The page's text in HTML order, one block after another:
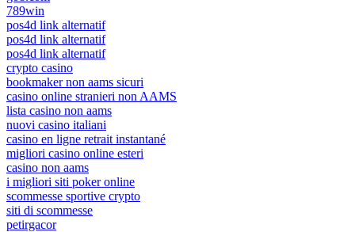
789win
pos4d link alternatif
pos4d link alternatif
pos4d link alternatif
crypto casino
bookmaker non aams sicuri
casino online stranieri non AAMS
lista casino non aams
nuovi casino italiani
casino en ligne retrait instantané
migliori casino online esteri
casino non aams
i migliori siti poker online
scommesse sportive crypto
siti di scommesse
petirgacor